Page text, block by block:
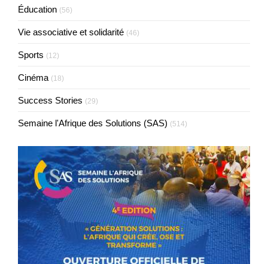
Éducation (56)
Vie associative et solidarité (46)
Sports (12)
Cinéma (18)
Success Stories (29)
Semaine l'Afrique des Solutions (SAS) (514)